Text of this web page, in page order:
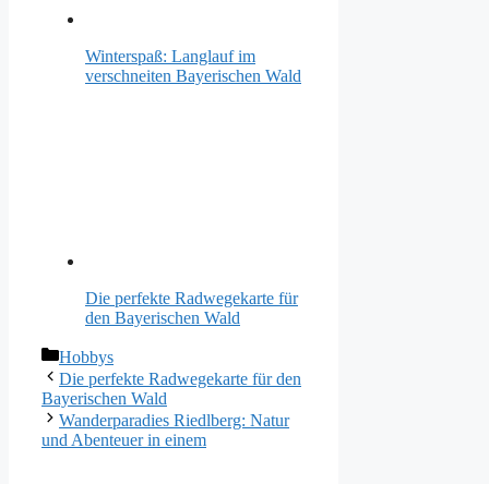
Winterspaß: Langlauf im
verschneiten Bayerischen Wald
Die perfekte Radwegekarte für
den Bayerischen Wald
Kategorien
Hobbys
Die perfekte Radwegekarte für den
Bayerischen Wald
Wanderparadies Riedlberg: Natur
und Abenteuer in einem